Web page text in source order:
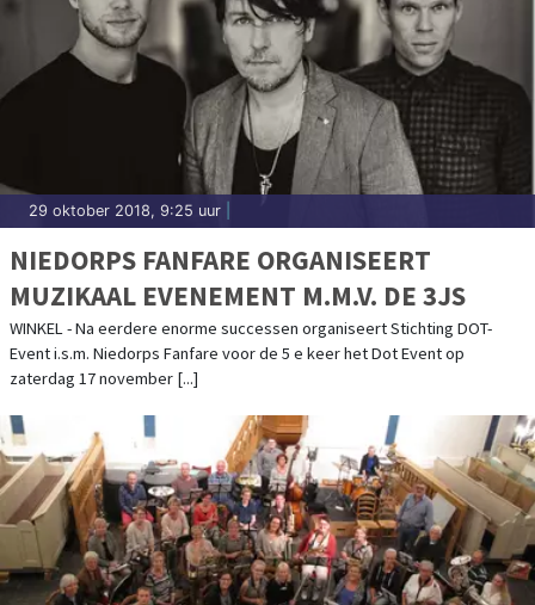
29 oktober 2018, 9:25 uur
NIEDORPS FANFARE ORGANISEERT
MUZIKAAL EVENEMENT M.M.V. DE 3JS
WINKEL - Na eerdere enorme successen organiseert Stichting DOT-
Event i.s.m. Niedorps Fanfare voor de 5 e keer het Dot Event op
zaterdag 17 november [...]